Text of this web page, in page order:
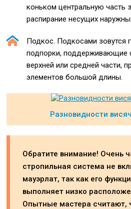
коньком центральную часть
распирание несущих
Подкос. Подкосами зовутся
подпорки, поддерживающие
верхней или средней части,
элементов большой длины.
Разновидности
Обратите внимание! Очень
стропильная система не
мауэрлат, так как его
выполняет низко
Опытные мастера считают,